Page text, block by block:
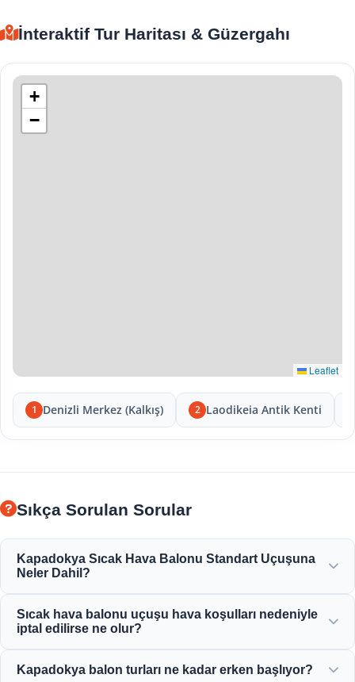
İnteraktif Tur Haritası & Güzergahı
+
−
Leaflet
1 Denizli Merkez (Kalkış) 2 Laodikeia Antik Kenti
Sıkça Sorulan Sorular
Kapadokya Sıcak Hava Balonu Standart Uçuşuna
Neler Dahil?
peribacaları üzerinde 1 saatlik balon uçuşu, şampanyalı
tost kutlaması ve kişiye özel uçuş sertifikası dahildir.
Sıcak hava balonu uçuşu hava koşulları nedeniyle
iptal edilirse ne olur?
hava koşulları nedeniyle iptal edilmesi durumunda, tam
Kapadokya balon turları ne kadar erken başlıyor?